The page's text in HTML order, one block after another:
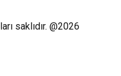
saklıdır. @2026